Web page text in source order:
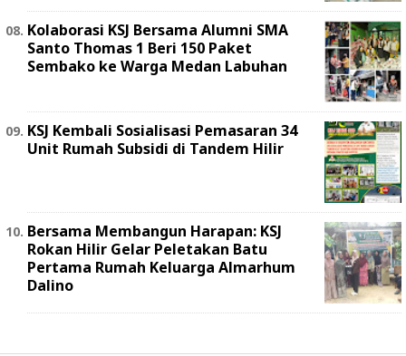
Kolaborasi KSJ Bersama Alumni SMA
Santo Thomas 1 Beri 150 Paket
Sembako ke Warga Medan Labuhan
KSJ Kembali Sosialisasi Pemasaran 34
Unit Rumah Subsidi di Tandem Hilir
Bersama Membangun Harapan: KSJ
Rokan Hilir Gelar Peletakan Batu
Pertama Rumah Keluarga Almarhum
Dalino